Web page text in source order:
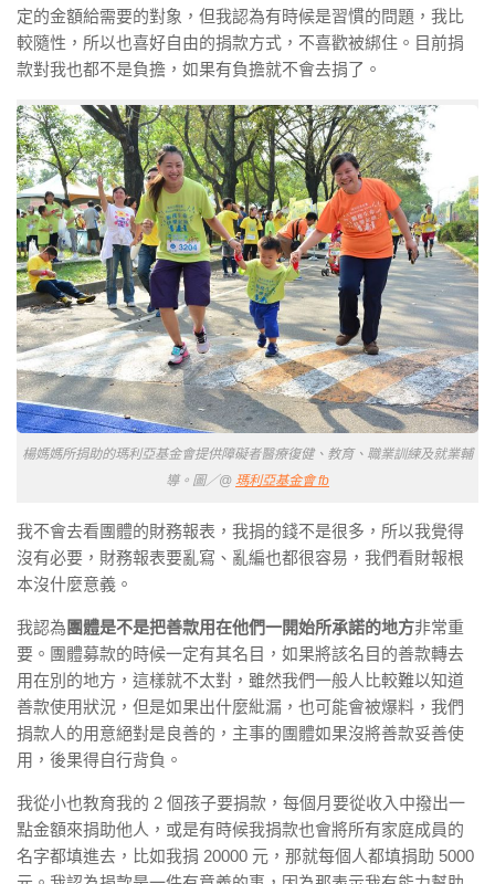
定的金額給需要的對象，但我認為有時候是習慣的問題，我比
較隨性，所以也喜好自由的捐款方式，不喜歡被綁住。目前捐
款對我也都不是負擔，如果有負擔就不會去捐了。
楊媽媽所捐助的瑪利亞基金會提供障礙者醫療復健、教育、職業訓練及就業輔
導。圖／@ 瑪利亞基金會 fb
我不會去看團體的財務報表，我捐的錢不是很多，所以我覺得
沒有必要，財務報表要亂寫、亂編也都很容易，我們看財報根
本沒什麼意義。
我認為 團體是不是把善款用在他們一開始所承諾的地方非常重
要。團體募款的時候一定有其名目，如果將該名目的善款轉去
用在別的地方，這樣就不太對，雖然我們一般人比較難以知道
善款使用狀況，但是如果出什麼紕漏，也可能會被爆料，我們
捐款人的用意絕對是良善的，主事的團體如果沒將善款妥善使
用，後果得自行背負。
我從小也教育我的 2 個孩子要捐款，每個月要從收入中撥出一
點金額來捐助他人，或是有時候我捐款也會將所有家庭成員的
名字都填進去，比如我捐 20000 元，那就每個人都填捐助 5000